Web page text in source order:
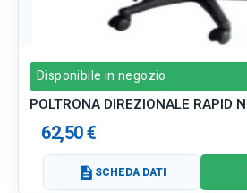
Disponibile in negozio
POLTRONA DIREZIONALE RAPID
62,50 €
description SCHEDA DATI